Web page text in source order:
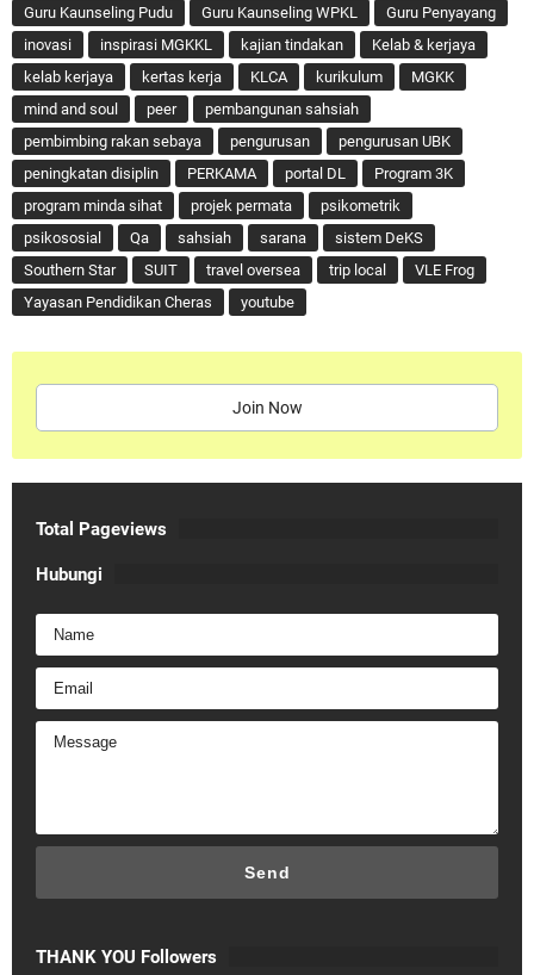
Guru Kaunseling Pudu
Guru Kaunseling WPKL
Guru Penyayang
inovasi
inspirasi MGKKL kajian tindakan
Kelab & kerjaya
kelab kerjaya
kertas kerja KLCA kurikulum
MGKK
mind and soul
peer
pembangunan sahsiah
pembimbing rakan sebaya
pengurusan
pengurusan UBK
peningkatan disiplin
PERKAMA portal DL
Program 3K
program minda sihat
projek permata
psikometrik
psikososial
Qa sahsiah sarana
sistem DeKS
Southern Star
SUIT travel oversea trip local
VLE Frog
Yayasan Pendidikan Cheras
youtube
Join Now
Total Pageviews
Hubungi
THANK YOU Followers